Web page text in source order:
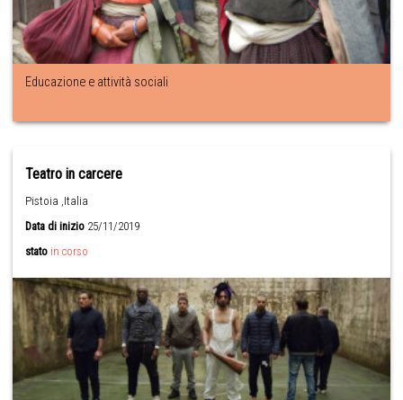
Educazione e attività sociali
Teatro in carcere
Pistoia ,Italia
Data di inizio 25/11/2019
stato in corso